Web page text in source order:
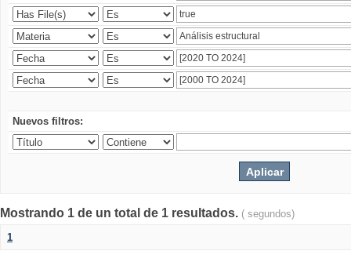
Nuevos filtros:
Mostrando 1 de un total de 1 resultados. ( segundos)
1